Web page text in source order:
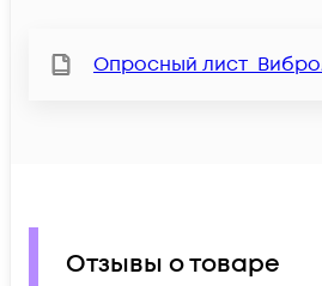
Опросный
Отзывы о товаре